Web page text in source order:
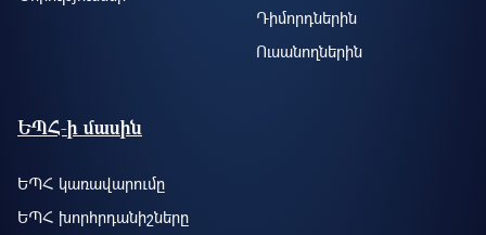
Դիմորդներին
Ուսանողներին
ԵՊՀ-ի մասին
ԵՊՀ կառավարումը
ԵՊՀ խորհրդանիշները